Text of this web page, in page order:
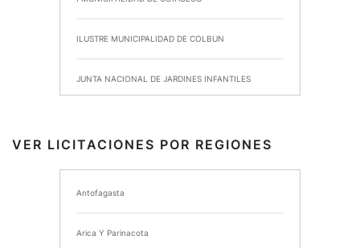
ILUSTRE MUNICIPALIDAD DE COLBUN
JUNTA NACIONAL DE JARDINES INFANTILES
I MUNICIPALIDAD DE CHIMBARONGO
INSTITUTO NACIONAL DE DEPORTES DE CHILE
VER LICITACIONES POR REGIONES
Antofagasta
Arica Y Parinacota